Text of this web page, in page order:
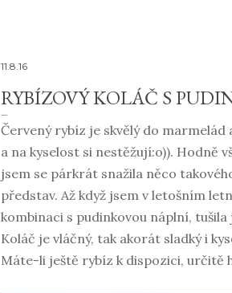
11.8.16
RYBÍZOVÝ KOLÁČ S
Červený rybíz je skvělý do marmelád
a na kyselost si nestěžují:o)). Hodně
jsem se párkrát snažila něco
představ. Až když jsem v letošním
kombinaci s pudinkovou náplní,
Koláč je vláčný, tak akorát sladký i
Máte-li ještě rybíz k dispozici, určitě